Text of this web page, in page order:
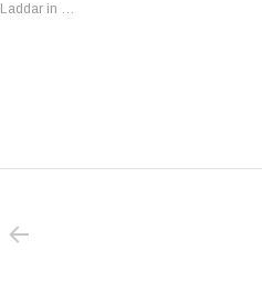
Laddar in …